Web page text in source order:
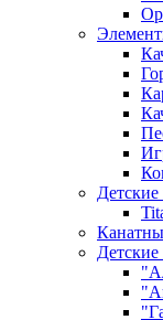
Детские